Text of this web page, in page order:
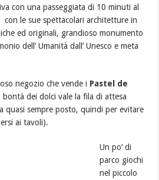
con una passeggiata di 10 minuti al
le sue spettacolari architetture in
ed originali, grandioso monumento
dell’ Umanità dall’ Unesco e meta
negozio che vende i Pastel de
bontà dei dolci vale la fila di attesa
quasi sempre posto, quindi per evitare
ai tavoli).
Un po’ di
parco giochi
nel piccolo